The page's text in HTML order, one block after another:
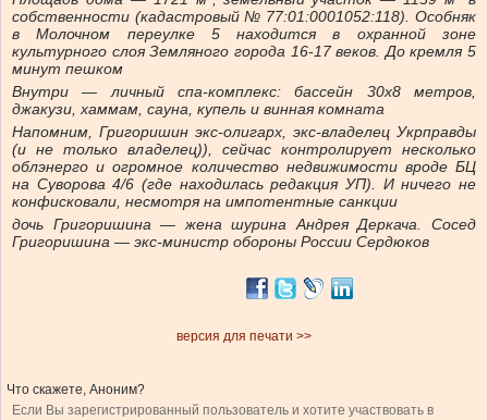
собственности (кадастровый № 77:01:0001052:118). Особняк
в Молочном переулке 5 находится в охранной зоне
культурного слоя Земляного города 16-17 веков. До кремля 5
минут пешком
Внутри — личный спа-комплекс: бассейн 30х8 метров,
джакузи, хаммам, сауна, купель и винная комната
Напомним, Григоришин экс-олигарх, экс-владелец Укрправды
(и не только владелец)), сейчас контролирует несколько
облэнерго и огромное количество недвижимости вроде БЦ
на Суворова 4/6 (где находилась редакция УП). И ничего не
конфисковали, несмотря на импотентные санкции
дочь Григоришина — жена шурина Андрея Деркача. Сосед
Григоришина — экс-министр обороны России Сердюков
версия для печати >>
Что скажете, Аноним?
Если Вы зарегистрированный пользователь и хотите участвовать в